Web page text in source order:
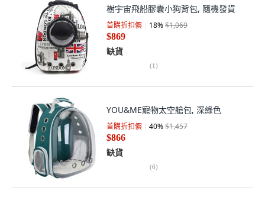
樹宇宙飛船膠囊小狗背包, 隨機發貨
首購折扣價 18%$1,069
$869
缺貨
(1)
YOU&ME寵物太空艙包, 深綠色
首購折扣價 40%$1,457
$866
缺貨
(6)